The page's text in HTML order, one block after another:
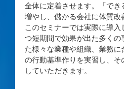
全体に定着させます。「でき
増やし、儲かる会社に体質改
このセミナーでは実際に導
つ短期間で効果が出た多くの
た様々な業種や組織、業務
の行動基準作りを実習し、そ
していただきます。